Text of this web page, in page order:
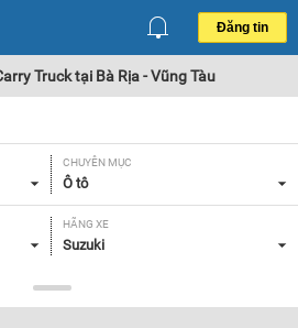
Đăng tin
Truck tại Bà Rịa - Vũng Tàu
CHUYÊN MỤC
Ô tô
HÃNG XE
Suzuki
NĂM SẢN XUẤT
Tất cả